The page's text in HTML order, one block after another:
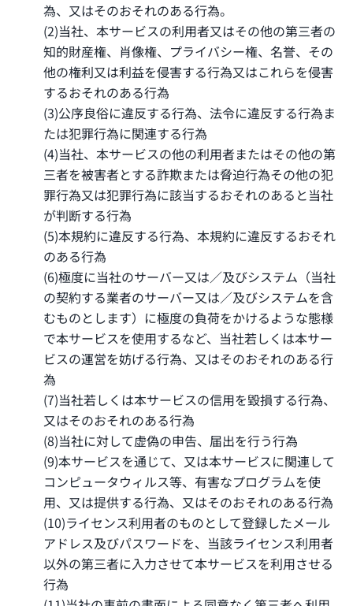
為、又はそのおそれのある行為。
(2)当社、本サービスの利用者又はその他の第三者の
知的財産権、肖像権、プライバシー権、名誉、その
他の権利又は利益を侵害する行為又はこれらを侵害
するおそれのある行為
(3)公序良俗に違反する行為、法令に違反する行為ま
たは犯罪行為に関連する行為
(4)当社、本サービスの他の利用者またはその他の第
三者を被害者とする詐欺または脅迫行為その他の犯
罪行為又は犯罪行為に該当するおそれのあると当社
が判断する行為
(5)本規約に違反する行為、本規約に違反するおそれ
のある行為
(6)極度に当社のサーバー又は／及びシステム（当社
の契約する業者のサーバー又は／及びシステムを含
むものとします）に極度の負荷をかけるような態様
で本サービスを使用するなど、当社若しくは本サー
ビスの運営を妨げる行為、又はそのおそれのある行
為
(7)当社若しくは本サービスの信用を毀損する行為、
又はそのおそれのある行為
(8)当社に対して虚偽の申告、届出を行う行為
(9)本サービスを通じて、又は本サービスに関連して
コンピュータウィルス等、有害なプログラムを使
用、又は提供する行為、又はそのおそれのある行為
(10)ライセンス利用者のものとして登録したメール
アドレス及びパスワードを、当該ライセンス利用者
以外の第三者に入力させて本サービスを利用させる
行為